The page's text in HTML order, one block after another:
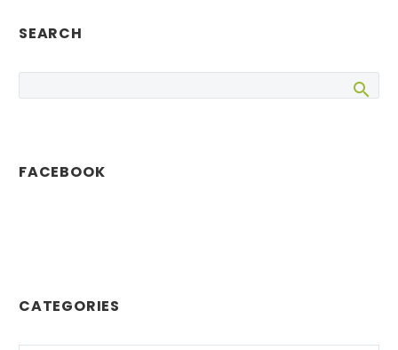
artístico-solidario
SEARCH
FACEBOOK
CATEGORIES